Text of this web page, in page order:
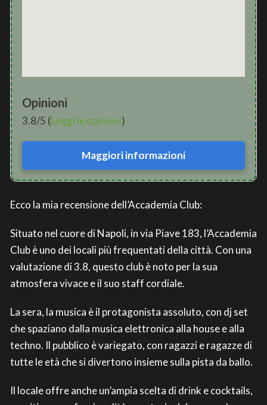
Opinioni
3.8/5 (Leggi le opinioni)
Maggiori informazioni
Ecco la mia recensione dell’Accademia Club:
Situato nel cuore di Napoli, in via Piave 183, l’Accademia
Club è uno dei locali più frequentati della città. Con una
valutazione di 3.8, questo club è noto per la sua
atmosfera vivace e il suo staff cordiale.
La sera, la musica è il protagonista assoluto, con dj set
che spaziano dalla musica elettronica alla house e alla
techno. Il pubblico è variegato, con ragazzi e ragazze di
tutte le età che si divertono insieme sulla pista da ballo.
Il locale offre anche un’ampia scelta di drink e cocktails,